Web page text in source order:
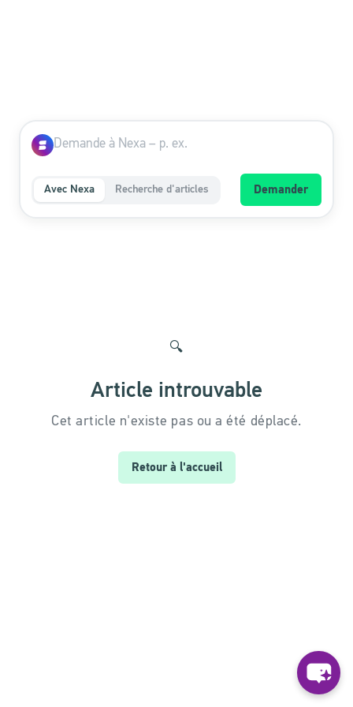
Avec Nexa Recherche d'articles Demander
🔍
Article introuvable
Cet article n'existe pas ou a été déplacé.
Retour à l'accueil